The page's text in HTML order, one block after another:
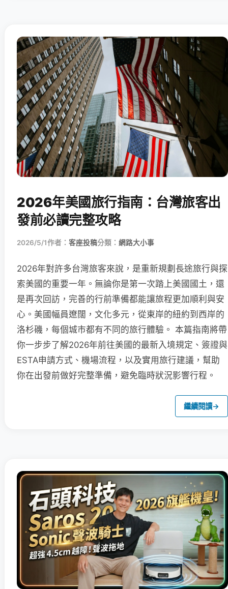
2026年美國旅行指南：台灣旅客出
發前必讀完整攻略
2026/5/1作者： 客座投稿分類： 網路大小事
2026年對許多台灣旅客來說，是重新規劃長途旅行與探
索美國的重要一年。無論你是第一次踏上美國國土，還
是再次回訪，完善的行前準備都能讓旅程更加順利與安
心。美國幅員遼闊，文化多元，從東岸的紐約到西岸的
洛杉磯，每個城市都有不同的旅行體驗。 本篇指南將帶
你一步步了解2026年前往美國的最新入境規定、簽證與
ESTA申請方式、機場流程，以及實用旅行建議，幫助
你在出發前做好完整準備，避免臨時狀況影響行程。
繼續閱讀→